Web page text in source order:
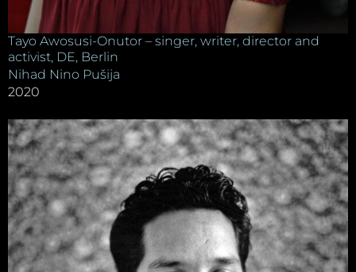
Tayo Awosusi-Onutor – singer, writer, director and
activist, DE, Berlin
Nihad Nino Pušija
2020